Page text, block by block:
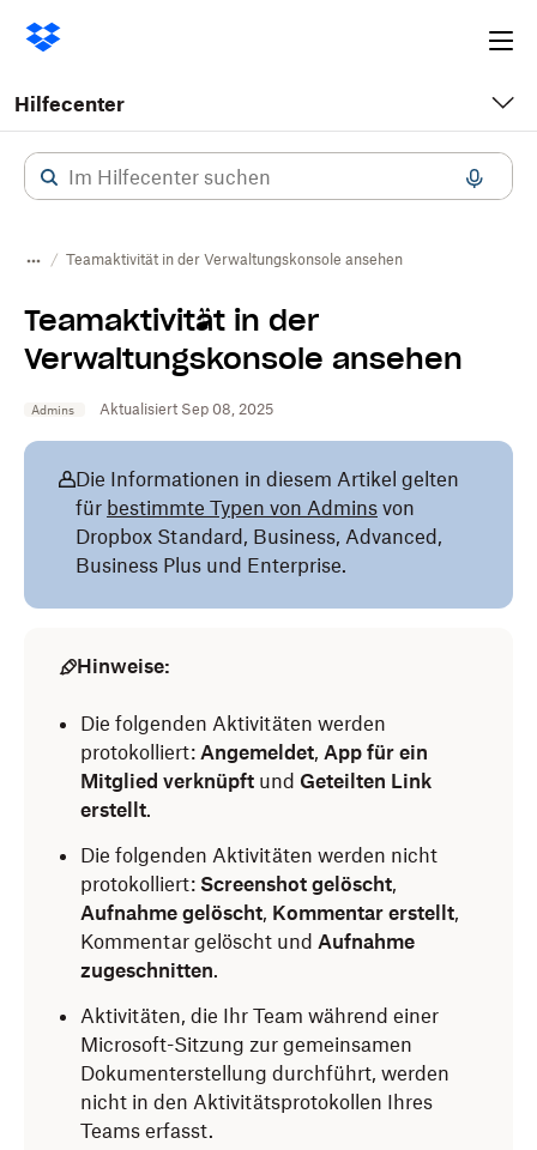
Hilfecenter
Teamaktivität in der Verwaltungskonsole ansehen
Teamaktivität in der
Verwaltungskonsole ansehen
Admins Aktualisiert Sep 08, 2025
Die Informationen in diesem Artikel gelten
für bestimmte Typen von Admins von
Dropbox Standard, Business, Advanced,
Business Plus und Enterprise.
Hinweise:
Die folgenden Aktivitäten werden
protokolliert: Angemeldet, App für ein
Mitglied verknüpft und Geteilten Link
erstellt.
Die folgenden Aktivitäten werden nicht
protokolliert: Screenshot gelöscht,
Aufnahme gelöscht, Kommentar erstellt,
Kommentar gelöscht und Aufnahme
zugeschnitten.
Aktivitäten, die Ihr Team während einer
Microsoft-Sitzung zur gemeinsamen
Dokumenterstellung durchführt, werden
nicht in den Aktivitätsprotokollen Ihres
Teams erfasst.